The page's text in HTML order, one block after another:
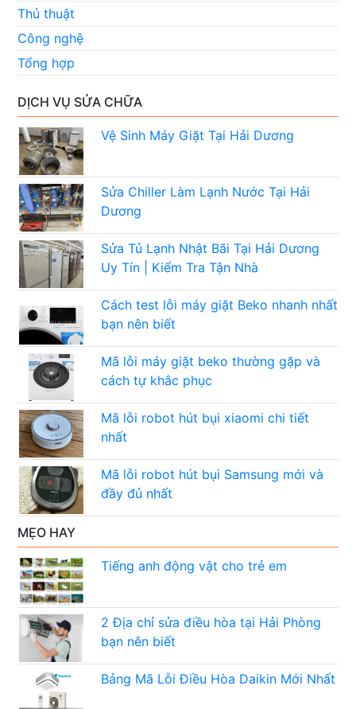
Thủ thuật
Công nghệ
Tổng hợp
DỊCH VỤ SỬA CHỮA
Vệ Sinh Máy Giặt Tại Hải Dương
Sửa Chiller Làm Lạnh Nước Tại Hải
Dương
Sửa Tủ Lạnh Nhật Bãi Tại Hải Dương
Uy Tín | Kiểm Tra Tận Nhà
Cách test lỗi máy giặt Beko nhanh nhất
bạn nên biết
Mã lỗi máy giặt beko thường gặp và
cách tự khắc phục
Mã lỗi robot hút bụi xiaomi chi tiết
nhất
Mã lỗi robot hút bụi Samsung mới và
đầy đủ nhất
MẸO HAY
Tiếng anh động vật cho trẻ em
2 Địa chỉ sửa điều hòa tại Hải Phòng
bạn nên biết
Bảng Mã Lỗi Điều Hòa Daikin Mới Nhất